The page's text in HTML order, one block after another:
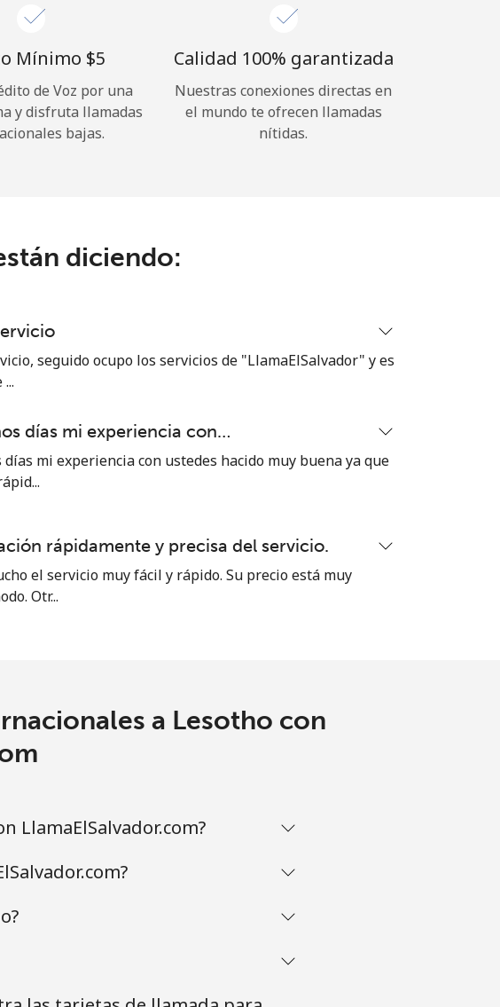
→
Mínimo ⁦$5⁩
de Voz por una
y disfruta llamadas
bajas.
Calidad 100% garantizada
Nuestras conexiones directas en
el mundo te ofrecen llamadas
nítidas.
diciendo:
seguido ocupo los servicios de "LlamaElSalvador" y es
días mi experiencia con…
días mi experiencia con ustedes hacido muy buena ya que
rápidamente y precisa del servicio.
el servicio muy fácil y rápido. Su precio está muy
Otr...
a Lesotho con
LlamaElSalvador.com?